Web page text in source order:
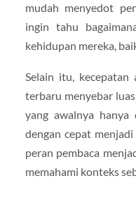
mudah menyedot
ingin tahu
kehidupan mereka,
Selain itu,
terbaru menyebar
yang awalnya hanya
dengan cepat
peran pembaca
memahami konteks